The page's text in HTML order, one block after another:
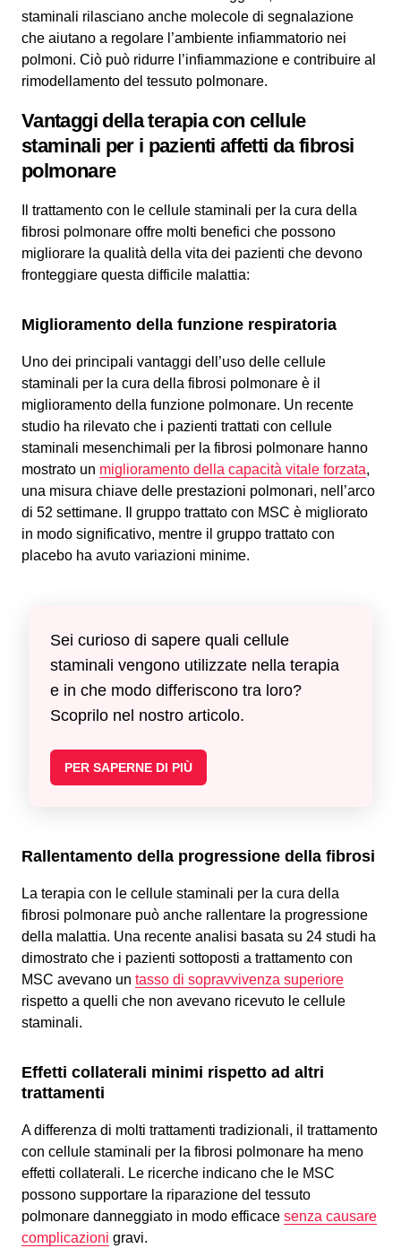
staminali rilasciano anche molecole di segnalazione
che aiutano a regolare l’ambiente infiammatorio nei
polmoni. Ciò può ridurre l’infiammazione e contribuire al
rimodellamento del tessuto polmonare.
Vantaggi della terapia con cellule
staminali per i pazienti affetti da fibrosi
polmonare
Il trattamento con le cellule staminali per la cura della
fibrosi polmonare offre molti benefici che possono
migliorare la qualità della vita dei pazienti che devono
fronteggiare questa difficile malattia:
Miglioramento della funzione respiratoria
Uno dei principali vantaggi dell’uso delle cellule
staminali per la cura della fibrosi polmonare è il
miglioramento della funzione polmonare. Un recente
studio ha rilevato che i pazienti trattati con cellule
staminali mesenchimali per la fibrosi polmonare hanno
mostrato un miglioramento della capacità vitale forzata,
una misura chiave delle prestazioni polmonari, nell’arco
di 52 settimane. Il gruppo trattato con MSC è migliorato
in modo significativo, mentre il gruppo trattato con
placebo ha avuto variazioni minime.
Sei curioso di sapere quali cellule
staminali vengono utilizzate nella terapia
e in che modo differiscono tra loro?
Scoprilo nel nostro articolo.
PER SAPERNE DI PIÙ
Rallentamento della progressione della fibrosi
La terapia con le cellule staminali per la cura della
fibrosi polmonare può anche rallentare la progressione
della malattia. Una recente analisi basata su 24 studi ha
dimostrato che i pazienti sottoposti a trattamento con
MSC avevano un tasso di sopravvivenza superiore
rispetto a quelli che non avevano ricevuto le cellule
staminali.
Effetti collaterali minimi rispetto ad altri
trattamenti
A differenza di molti trattamenti tradizionali, il trattamento
con cellule staminali per la fibrosi polmonare ha meno
effetti collaterali. Le ricerche indicano che le MSC
possono supportare la riparazione del tessuto
polmonare danneggiato in modo efficace senza causare
complicazioni gravi.